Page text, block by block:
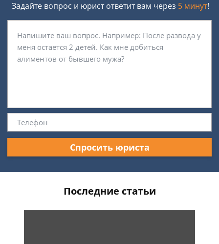
Задайте вопрос и юрист ответит вам через 5 минут!
Спросить юриста
Последние статьи